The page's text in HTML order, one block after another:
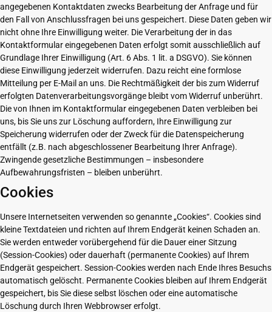
angegebenen Kontaktdaten zwecks Bearbeitung der Anfrage und für
den Fall von Anschlussfragen bei uns gespeichert. Diese Daten geben wir
nicht ohne Ihre Einwilligung weiter. Die Verarbeitung der in das
Kontaktformular eingegebenen Daten erfolgt somit ausschließlich auf
Grundlage Ihrer Einwilligung (Art. 6 Abs. 1 lit. a DSGVO). Sie können
diese Einwilligung jederzeit widerrufen. Dazu reicht eine formlose
Mitteilung per E-Mail an uns. Die Rechtmäßigkeit der bis zum Widerruf
erfolgten Datenverarbeitungsvorgänge bleibt vom Widerruf unberührt.
Die von Ihnen im Kontaktformular eingegebenen Daten verbleiben bei
uns, bis Sie uns zur Löschung auffordern, Ihre Einwilligung zur
Speicherung widerrufen oder der Zweck für die Datenspeicherung
entfällt (z.B. nach abgeschlossener Bearbeitung Ihrer Anfrage).
Zwingende gesetzliche Bestimmungen – insbesondere
Aufbewahrungsfristen – bleiben unberührt.
Cookies
Unsere Internetseiten verwenden so genannte „Cookies“. Cookies sind
kleine Textdateien und richten auf Ihrem Endgerät keinen Schaden an.
Sie werden entweder vorübergehend für die Dauer einer Sitzung
(Session-Cookies) oder dauerhaft (permanente Cookies) auf Ihrem
Endgerät gespeichert. Session-Cookies werden nach Ende Ihres Besuchs
automatisch gelöscht. Permanente Cookies bleiben auf Ihrem Endgerät
gespeichert, bis Sie diese selbst löschen oder eine automatische
Löschung durch Ihren Webbrowser erfolgt.